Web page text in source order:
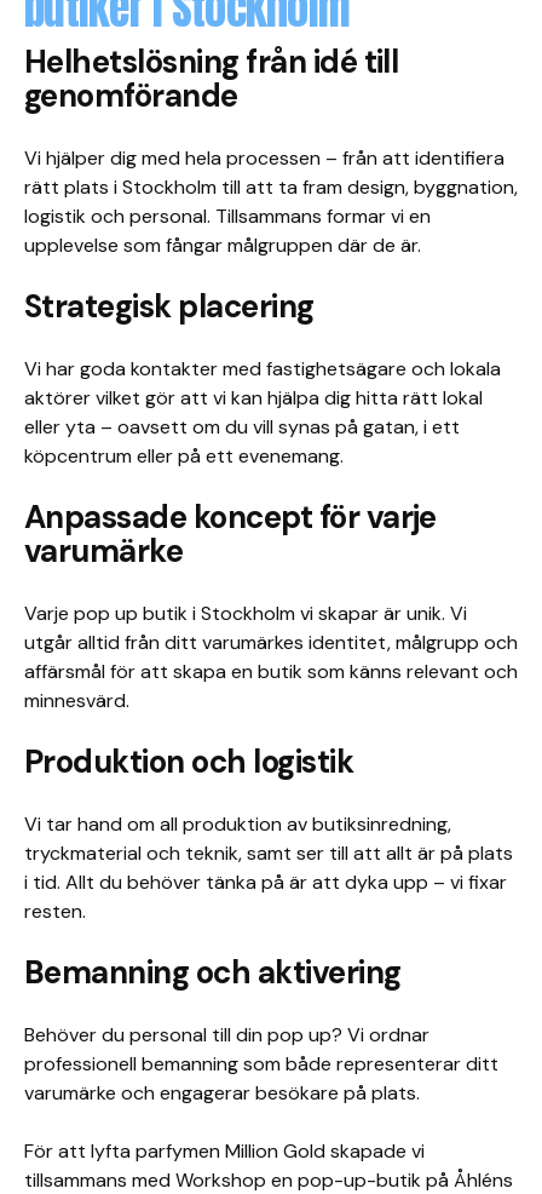
Helhetslösning från idé till
genomförande
Vi hjälper dig med hela processen – från att identifiera
rätt plats i Stockholm till att ta fram design, byggnation,
logistik och personal. Tillsammans formar vi en
upplevelse som fångar målgruppen där de är.
Strategisk placering
Vi har goda kontakter med fastighetsägare och lokala
aktörer vilket gör att vi kan hjälpa dig hitta rätt lokal
eller yta – oavsett om du vill synas på gatan, i ett
köpcentrum eller på ett evenemang.
Anpassade koncept för varje
varumärke
Varje pop up butik i Stockholm vi skapar är unik. Vi
utgår alltid från ditt varumärkes identitet, målgrupp och
affärsmål för att skapa en butik som känns relevant och
minnesvärd.
Produktion och logistik
Vi tar hand om all produktion av butiksinredning,
tryckmaterial och teknik, samt ser till att allt är på plats
i tid. Allt du behöver tänka på är att dyka upp – vi fixar
resten.
Bemanning och aktivering
Behöver du personal till din pop up? Vi ordnar
professionell bemanning som både representerar ditt
varumärke och engagerar besökare på plats.
För att lyfta parfymen Million Gold skapade vi
tillsammans med Workshop en pop-up-butik på Åhléns